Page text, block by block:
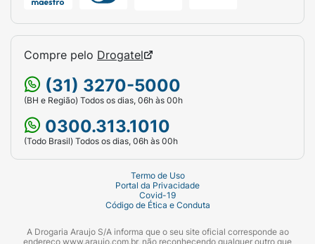
Compre pelo Drogatel
(31) 3270-5000
(BH e Região) Todos os dias, 06h às 00h
0300.313.1010
(Todo Brasil) Todos os dias, 06h às 00h
Termo de Uso
Portal da Privacidade
Covid-19
Código de Ética e Conduta
A Drogaria Araujo S/A informa que o seu site oficial corresponde ao
endereço www.araujo.com.br, não reconhecendo qualquer outro que